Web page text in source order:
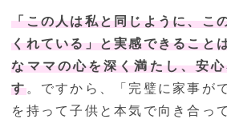
「この人は私と同じように、こ
くれている」と実感できること
なママの心を深く満たし、安
す。ですから、「完璧に家事が
を持って子供と本気で向き合っ